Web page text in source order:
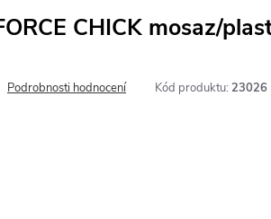
CHICK mosaz/
Podrobnosti hodnocení Kód produktu: 23026